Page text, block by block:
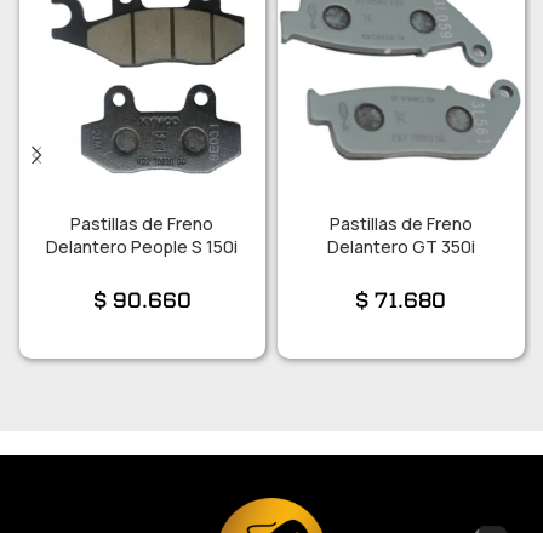
Pastillas de Freno
Delantero People S 150i
$90.660
Pastillas de Freno
Delantero GT 350i
$71.680